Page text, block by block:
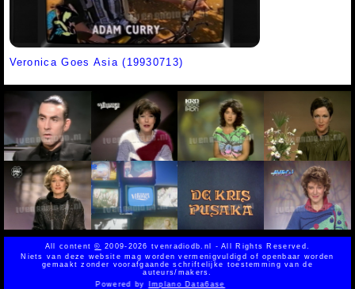
Veronica Goes Asia (19930713)
All content© 2009-2026 tvenradiodb.nl - All Rights Reserved.
Niets van deze website mag worden vermenigvuldigd of openbaar worden
gemaakt zonder voorafgaande schriftelijke toestemming van de
auteurs/makers.
Powered by Implano Data6ase